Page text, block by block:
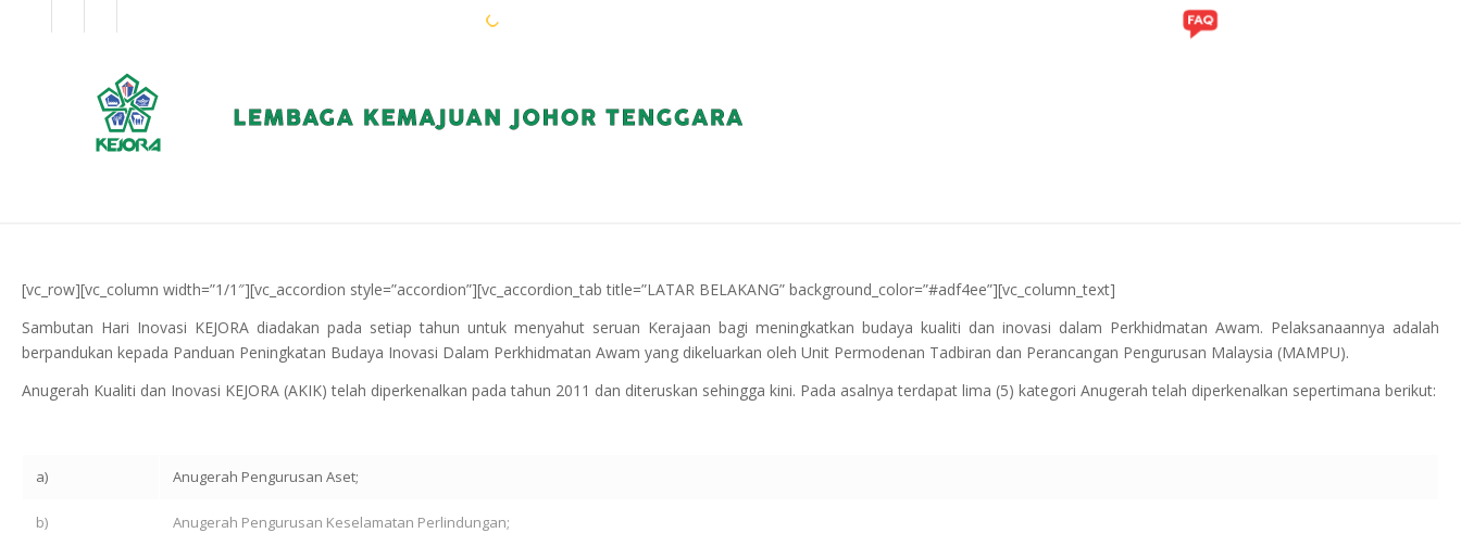
[vc_row][vc_column width=”1/1″][vc_accordion style=”accordion”][vc_accordion_tab title=”LATAR BELAKANG” background_color=”#adf4ee”][vc_column_text]
Sambutan Hari Inovasi KEJORA diadakan pada setiap tahun untuk menyahut seruan Kerajaan bagi meningkatkan budaya kualiti dan inovasi dalam Perkhidmatan Awam. Pelaksanaannya adalah
berpandukan kepada Panduan Peningkatan Budaya Inovasi Dalam Perkhidmatan Awam yang dikeluarkan oleh Unit Permodenan Tadbiran dan Perancangan Pengurusan Malaysia (MAMPU).
Anugerah Kualiti dan Inovasi KEJORA (AKIK) telah diperkenalkan pada tahun 2011 dan diteruskan sehingga kini. Pada asalnya terdapat lima (5) kategori Anugerah telah diperkenalkan sepertimana berikut:
a) Anugerah Pengurusan Aset;
b) Anugerah Pengurusan Keselamatan Perlindungan;